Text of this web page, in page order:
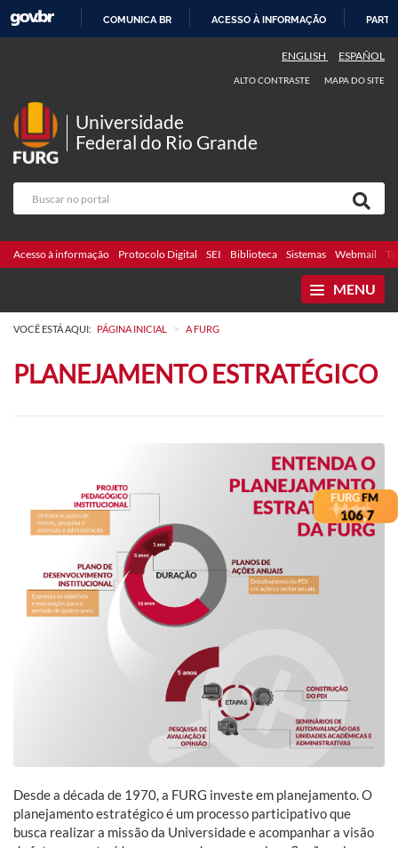
COMUNICA BR ACESSO À INFORMAÇÃO
ENGLISH ESPAÑOL
ALTO CONTRASTE MAPA DO SITE
Universidade
Federal do Rio Grande
Acesso à informação Protocolo Digital SEI Biblioteca Sistemas Webmail
MENU
VOCÊ ESTÁ AQUI: PÁGINA INICIAL > A FURG
PLANEJAMENTO ESTRATÉGICO
Desde a década de 1970, a FURG investe em planejamento. O
planejamento estratégico é um processo participativo que
busca realizar a missão da Universidade e acompanhar a visão